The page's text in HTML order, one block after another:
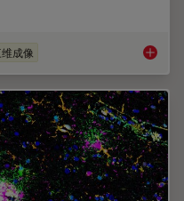
维成像 利用新